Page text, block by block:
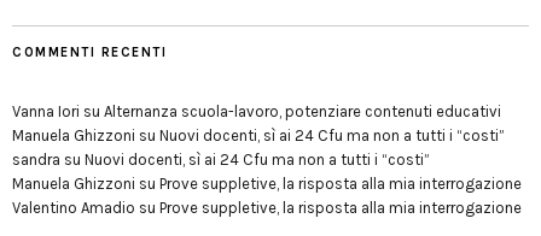
COMMENTI RECENTI
Vanna Iori su Alternanza scuola-lavoro, potenziare contenuti educativi
Manuela Ghizzoni su Nuovi docenti, sì ai 24 Cfu ma non a tutti i “costi”
sandra su Nuovi docenti, sì ai 24 Cfu ma non a tutti i “costi”
Manuela Ghizzoni su Prove suppletive, la risposta alla mia interrogazione
Valentino Amadio su Prove suppletive, la risposta alla mia interrogazione